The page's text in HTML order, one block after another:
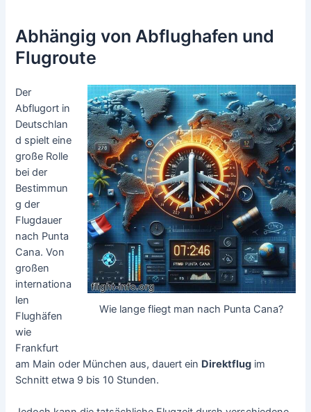
Abhängig von Abflughafen und
Flugroute
Wie lange fliegt man nach Punta Cana?
Der
Abflugort in
Deutschlan
d spielt eine
große Rolle
bei der
Bestimmun
g der
Flugdauer
nach Punta
Cana. Von
großen
internationa
len
Flughäfen
wie
Frankfurt
am Main oder München aus, dauert ein Direktflug im
Schnitt etwa 9 bis 10 Stunden.